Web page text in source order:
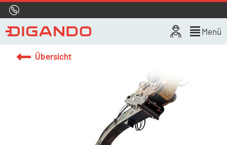
Menü
Übersicht